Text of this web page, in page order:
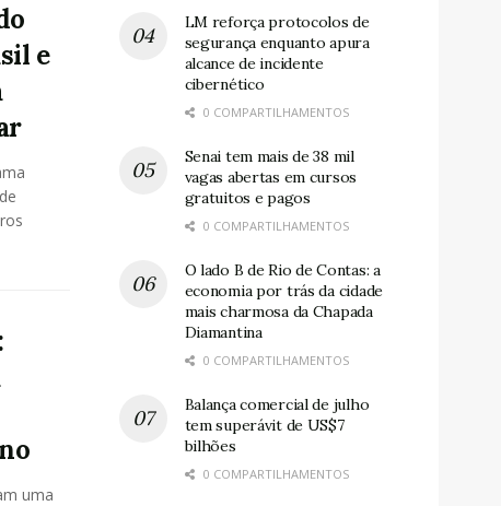
e
uma
LM reforça protocolos de
segurança enquanto apura
alcance de incidente
cibernético
0 COMPARTILHAMENTOS
Senai tem mais de 38 mil
vagas abertas em cursos
gratuitos e pagos
0 COMPARTILHAMENTOS
O lado B de Rio de Contas: a
economia por trás da cidade
mais charmosa da Chapada
Diamantina
0 COMPARTILHAMENTOS
Balança comercial de julho
tem superávit de US$7
bilhões
0 COMPARTILHAMENTOS